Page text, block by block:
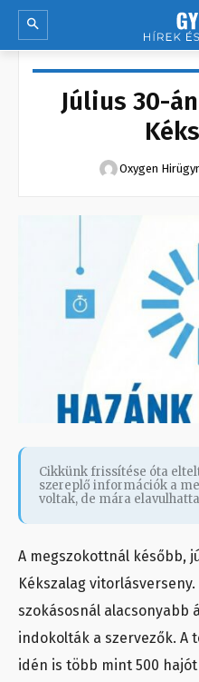
Július 30-
Oxygen
Cikkünk frissítése óta
szereplő információk a
voltak, de mára
A megszokottnál később,
Kékszalag
szokásosnál alacsonyabb
indokolták a szervezők. A
idén is több mint 500